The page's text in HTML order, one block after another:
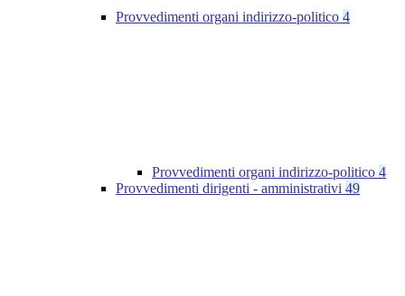
Provvedimenti organi indirizzo-politico 4
Provvedimenti organi indirizzo-politico 4
Provvedimenti dirigenti - amministrativi 49